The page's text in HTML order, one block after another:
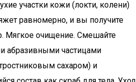
участки кожи (локти, колени)
равномерно, и вы получите
Мягкое очищение. Смешайте
абразивными частицами
сахаром) и